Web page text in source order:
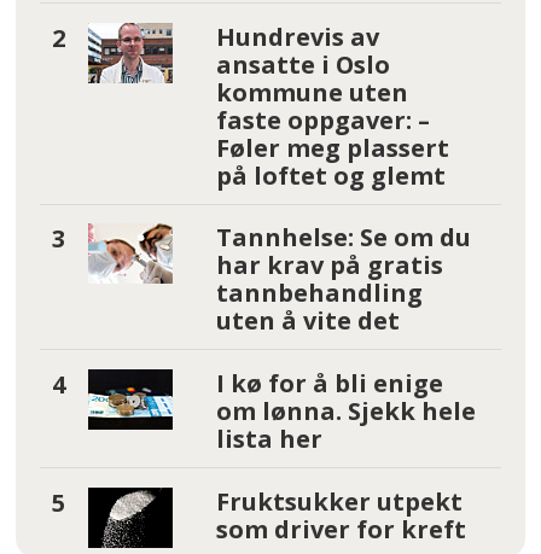
Hundrevis av
ansatte i Oslo
kommune uten
faste oppgaver: –
Føler meg plassert
på loftet og glemt
Tannhelse: Se om du
har krav på gratis
tannbehandling
uten å vite det
I kø for å bli enige
om lønna. Sjekk hele
lista her
Fruktsukker utpekt
som driver for kreft